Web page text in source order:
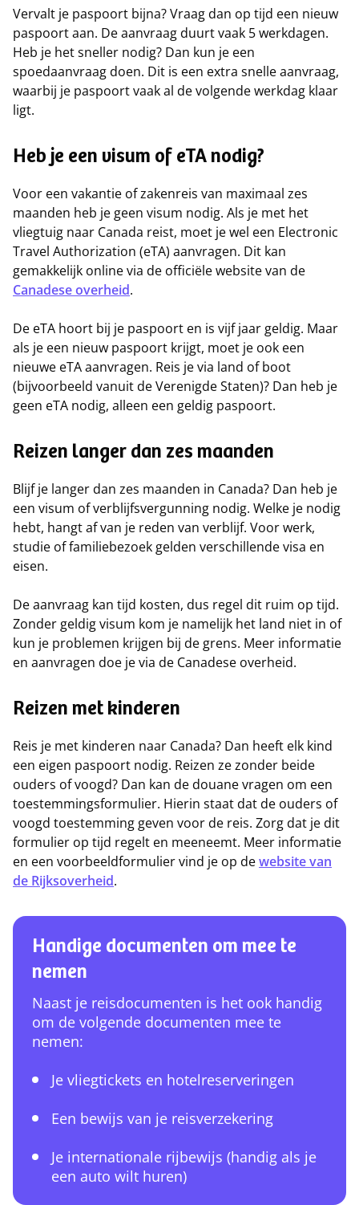
Vervalt je paspoort bijna? Vraag dan op tijd een nieuw
paspoort aan. De aanvraag duurt vaak 5 werkdagen.
Heb je het sneller nodig? Dan kun je een
spoedaanvraag doen. Dit is een extra snelle aanvraag,
waarbij je paspoort vaak al de volgende werkdag klaar
ligt.
Heb je een visum of eTA nodig?
Voor een vakantie of zakenreis van maximaal zes
maanden heb je geen visum nodig. Als je met het
vliegtuig naar Canada reist, moet je wel een Electronic
Travel Authorization (eTA) aanvragen. Dit kan
gemakkelijk online via de officiële website van de
Canadese overheid.
De eTA hoort bij je paspoort en is vijf jaar geldig. Maar
als je een nieuw paspoort krijgt, moet je ook een
nieuwe eTA aanvragen. Reis je via land of boot
(bijvoorbeeld vanuit de Verenigde Staten)? Dan heb je
geen eTA nodig, alleen een geldig paspoort.
Reizen langer dan zes maanden
Blijf je langer dan zes maanden in Canada? Dan heb je
een visum of verblijfsvergunning nodig. Welke je nodig
hebt, hangt af van je reden van verblijf. Voor werk,
studie of familiebezoek gelden verschillende visa en
eisen.
De aanvraag kan tijd kosten, dus regel dit ruim op tijd.
Zonder geldig visum kom je namelijk het land niet in of
kun je problemen krijgen bij de grens. Meer informatie
en aanvragen doe je via de Canadese overheid.
Reizen met kinderen
Reis je met kinderen naar Canada? Dan heeft elk kind
een eigen paspoort nodig. Reizen ze zonder beide
ouders of voogd? Dan kan de douane vragen om een
toestemmingsformulier. Hierin staat dat de ouders of
voogd toestemming geven voor de reis. Zorg dat je dit
formulier op tijd regelt en meeneemt. Meer informatie
en een voorbeeldformulier vind je op dewebsite van
de Rijksoverheid.
Handige documenten om mee te
nemen
Naast je reisdocumenten is het ook handig
om de volgende documenten mee te
nemen:
Je vliegtickets en hotelreserveringen
Een bewijs van je reisverzekering
Je internationale rijbewijs (handig als je
een auto wilt huren)